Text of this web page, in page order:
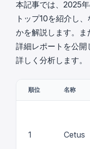
本記事では、2025
トップ10を紹介し
かを解説します。
詳細レポートを公
詳しく分析します。
順位 名称
1 Cetus